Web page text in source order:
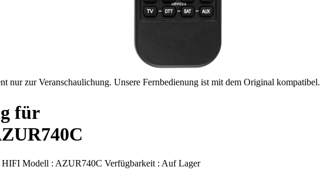
nur zur Veranschaulichung. Unsere Fernbedienung ist mit dem Original kompatibel.
für
HIFI Modell : AZUR740C Verfügbarkeit : Auf Lager